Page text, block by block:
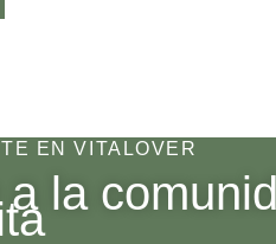
EN VITALOVER
a la